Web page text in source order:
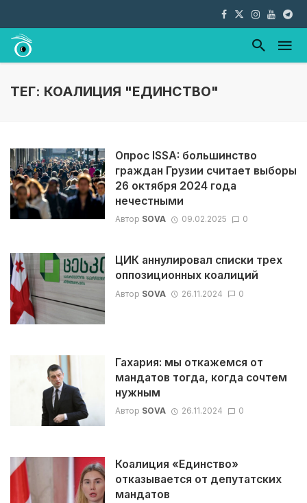
ТЕГ: КОАЛИЦИЯ "ЕДИНСТВО"
Опрос ISSA: большинство
граждан Грузии считает выборы
26 октября 2024 года
нечестными
Автор SOVA 09.02.2025 0
ЦИК аннулировал списки трех
оппозиционных коалиций
Автор SOVA 26.11.2024 0
Гахария: мы откажемся от
мандатов тогда, когда сочтем
нужным
Автор SOVA 26.11.2024 0
Коалиция «Единство»
отказывается от депутатских
мандатов